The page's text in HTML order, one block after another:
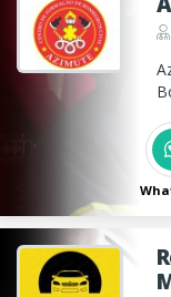
e